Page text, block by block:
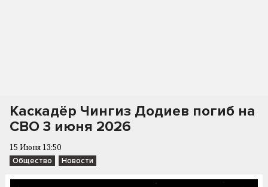
Каскадёр Чингиз Додиев погиб на
СВО 3 июня 2026
15 Июня 13:50
Общество Новости